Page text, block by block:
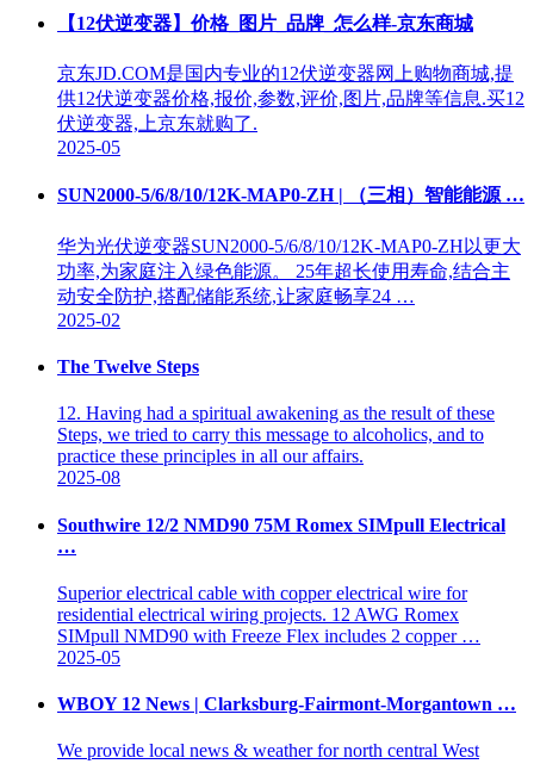
【12伏逆变器】价格_图片_品牌_怎么样-京东商城
京东JD.COM是国内专业的12伏逆变器网上购物商城,提
供12伏逆变器价格,报价,参数,评价,图片,品牌等信息.买12
伏逆变器,上京东就购了.
2025-05
SUN2000-5/6/8/10/12K-MAP0-ZH | （三相）智能能源 …
华为光伏逆变器SUN2000-5/6/8/10/12K-MAP0-ZH以更大
功率,为家庭注入绿色能源。 25年超长使用寿命,结合主
动安全防护,搭配储能系统,让家庭畅享24 …
2025-02
The Twelve Steps
12. Having had a spiritual awakening as the result of these
Steps, we tried to carry this message to alcoholics, and to
practice these principles in all our affairs.
2025-08
Southwire 12/2 NMD90 75M Romex SIMpull Electrical
…
Superior electrical cable with copper electrical wire for
residential electrical wiring projects. 12 AWG Romex
SIMpull NMD90 with Freeze Flex includes 2 copper …
2025-05
WBOY 12 News | Clarksburg-Fairmont-Morgantown …
We provide local news & weather for north central West